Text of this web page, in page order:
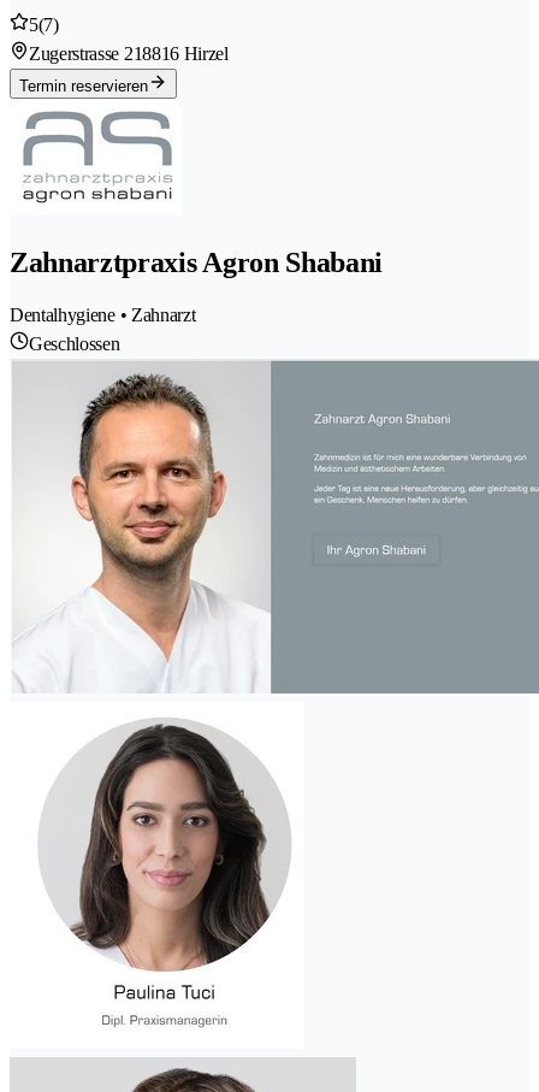
5(7)
Zugerstrasse 218816 Hirzel
Termin reservieren
Zahnarztpraxis Agron Shabani
Dentalhygiene • Zahnarzt
Geschlossen